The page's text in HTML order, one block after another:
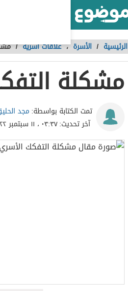
الرئيسية / الأسرة ،علاقات أسرية /
مشكلة
تمت الكتابة بواسطة: مجد
آخر تحديث:٠٣:٣٧ ، ١١ سبتمبر ٢٠٢٢